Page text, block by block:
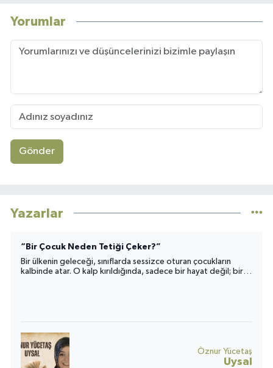
Yorumlar
Gönder
Yazarlar
“Bir Çocuk Neden Tetiği Çeker?”
Bir ülkenin geleceği, sınıflarda sessizce oturan çocukların
kalbinde atar. O kalp kırıldığında, sadece bir hayat değil; bir
Öznur Yücetaş
Uysal